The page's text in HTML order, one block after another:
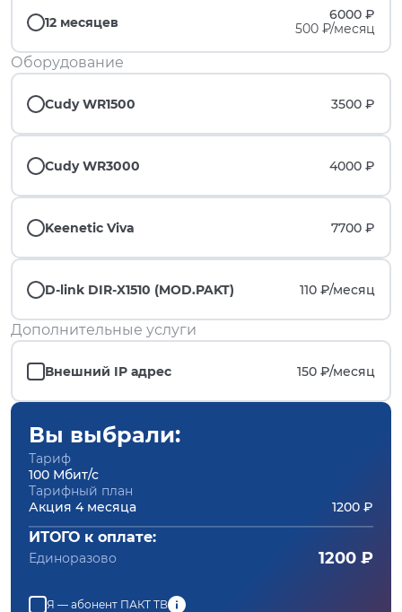
12 месяцев
6000 ₽
500 ₽/месяц
Оборудование
Cudy WR1500 3500 ₽
Cudy WR3000 4000 ₽
Keenetic Viva 7700 ₽
D-link DIR-X1510 (MOD.PAKT) 110 ₽/месяц
Дополнительные услуги
Внешний IP адрес 150 ₽/месяц
Вы выбрали:
Тариф
100 Мбит/с
Тарифный план
Акция 4 месяца
1200 ₽
ИТОГО к оплате:
Единоразово 1200 ₽
Я — абонент ПАКТ ТВ